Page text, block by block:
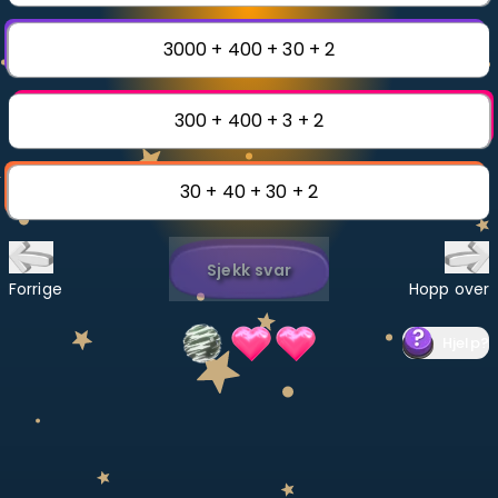
Bestill privatundervisning
Inviter en venn
Velg læreplan
3000 + 400 + 30 + 2
300 + 400 + 3 + 2
30 + 40 + 30 + 2
Forrige
Sjekk svar
Hopp over
?